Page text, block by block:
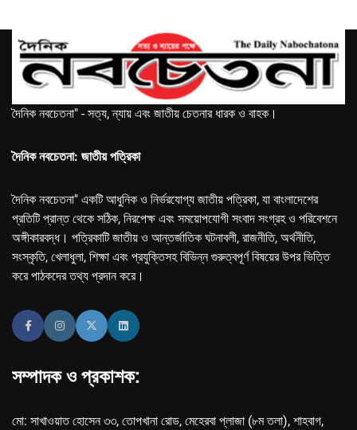
দৈনিক নবচেতনা" - সত্য, ন্যায় এবং জাতীয় চেতনার ধারক ও বাহক।
দৈনিক নবচেতনা: জাতীয় পত্রিকা
দৈনিক নবচেতনা" একটি আধুনিক ও নির্ভরযোগ্য জাতীয় পত্রিকা, যা বাংলাদেশের
প্রতিটি প্রান্ত থেকে সঠিক, নিরপেক্ষ এবং সময়োপযোগী সংবাদ সংগ্রহ ও পরিবেশনে
অঙ্গীকারবদ্ধ। পত্রিকাটি জাতীয় ও আন্তর্জাতিক ঘটনাবলী, রাজনীতি, অর্থনীতি,
সংস্কৃতি, খেলাধুলা, শিক্ষা এবং প্রযুক্তিসহ বিভিন্ন গুরুত্বপূর্ণ বিষয়ের উপর ভিত্তি
করে পাঠকদের তথ্য প্রদান করে।
সম্পাদক ও প্রকাশক:
মো: সাখাওয়াত হোসেন ৩৩, তোপখানা রোড, মেহেরবা প্লাজা (৮ম তলা), শাহবাগ,